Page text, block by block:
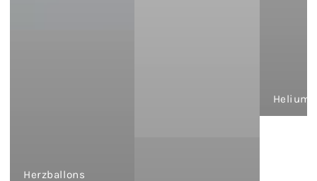
Herzballons